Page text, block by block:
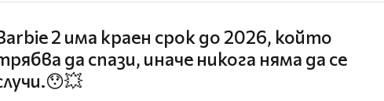
2 има краен срок до 2026, който
да спази, иначе никога няма да се